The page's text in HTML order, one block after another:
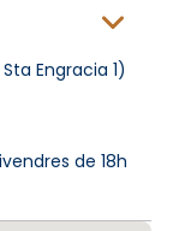
Engracia 1)
de 18h